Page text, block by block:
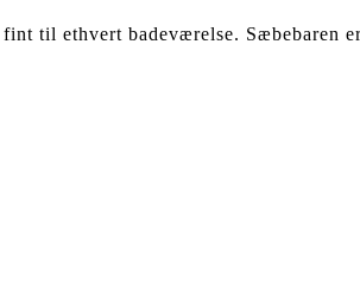
til ethvert badeværelse. Sæbebaren